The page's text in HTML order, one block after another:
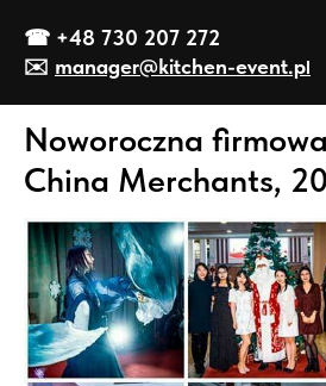
☎ +48 730 207 272
✉️ manager@kitchen-event.pl
Noworoczna
China Merchants,